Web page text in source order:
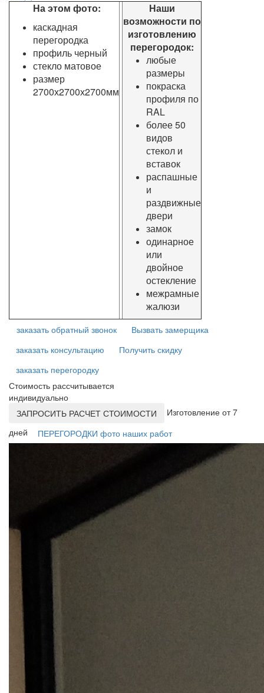
На этом фото:
каскадная
перегородка
профиль черный
стекло матовое
размер
2700х2700х2700мм
Наши
возможности по
изготовлению
перегородок:
любые
размеры
покраска
профиля по
RAL
более 50
видов
стекол и
вставок
распашные
и
раздвижные
двери
замок
одинарное
или
двойное
остекление
межрамные
жалюзи
заказать обратный звонок
Вызвать замерщика
заказать консультацию
Получить скидку
заказать перегородку
Стоимость рассчитывается
индивидуально
ЗАПРОСИТЬ РАСЧЕТ СТОИМОСТИ
Изготовление от 7
дней
ПЕРЕГОРОДКИ фото наших работ